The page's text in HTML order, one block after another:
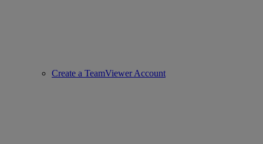
Create a TeamViewer Account